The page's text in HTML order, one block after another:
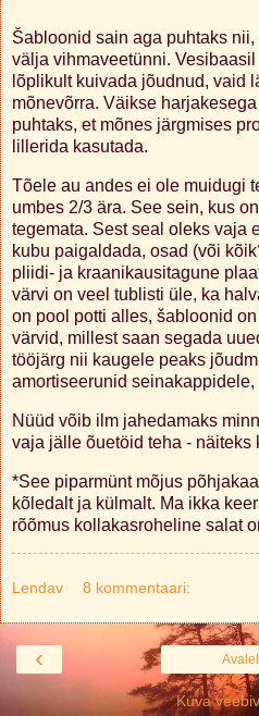
Šabloonid sain aga puhtaks
välja vihmaveetünni.
lõplikult kuivada jõudnud, vaid
mõnevõrra. Väikse
puhtaks, et mõnes järgmises
lillerida kasutada.
Tõele au andes ei ole muidugi
umbes 2/3 ära. See sein, kus
tegemata. Sest seal oleks vaja
kubu paigaldada, osad (või
pliidi- ja kraanikausitagune
värvi on veel tublisti üle, ka
on pool potti alles, šabloonid
värvid, millest saan segada
tööjärg nii kaugele peaks
amortiseerunid
Nüüd võib ilm jahedamaks
vaja jälle õuetöid teha - näiteks
*See piparmünt mõjus
kõledalt ja külmalt. Ma ikka
rõõmus kollakasroheline salat
Lendav 8 kommentaari:
‹
Kuva